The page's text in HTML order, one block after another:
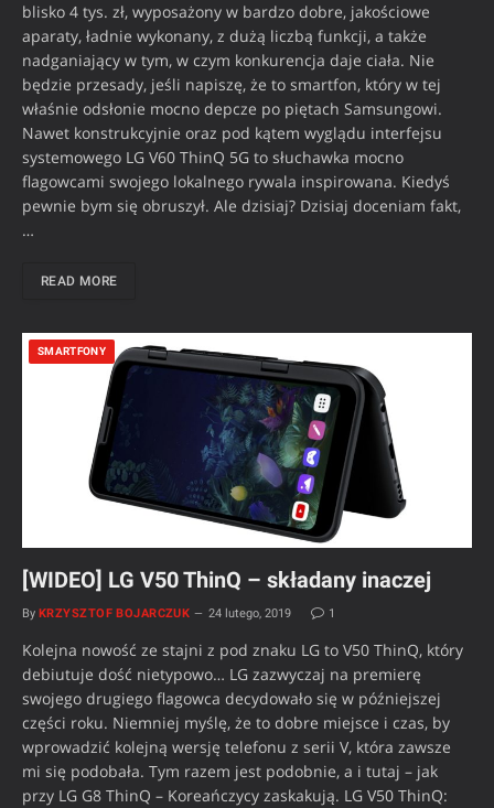
blisko 4 tys. zł, wyposażony w bardzo dobre, jakościowe
aparaty, ładnie wykonany, z dużą liczbą funkcji, a także
nadganiający w tym, w czym konkurencja daje ciała. Nie
będzie przesady, jeśli napiszę, że to smartfon, który w tej
właśnie odsłonie mocno depcze po piętach Samsungowi.
Nawet konstrukcyjnie oraz pod kątem wyglądu interfejsu
systemowego LG V60 ThinQ 5G to słuchawka mocno
flagowcami swojego lokalnego rywala inspirowana. Kiedyś
pewnie bym się obruszył. Ale dzisiaj? Dzisiaj doceniam fakt,
…
READ MORE
SMARTFONY
[WIDEO] LG V50 ThinQ – składany inaczej
By KRZYSZTOF BOJARCZUK 24 lutego, 2019 1
Kolejna nowość ze stajni z pod znaku LG to V50 ThinQ, który
debiutuje dość nietypowo… LG zazwyczaj na premierę
swojego drugiego flagowca decydowało się w późniejszej
części roku. Niemniej myślę, że to dobre miejsce i czas, by
wprowadzić kolejną wersję telefonu z serii V, która zawsze
mi się podobała. Tym razem jest podobnie, a i tutaj – jak
przy LG G8 ThinQ – Koreańczycy zaskakują. LG V50 ThinQ: